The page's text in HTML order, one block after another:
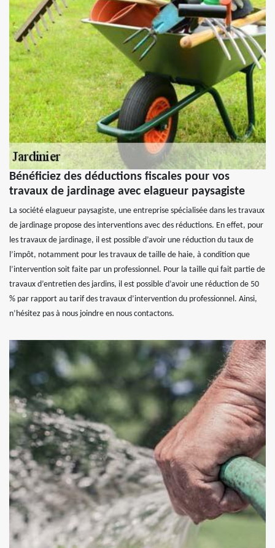
Bénéficiez des déductions fiscales pour vos
travaux de jardinage avec elagueur paysagiste
La société elagueur paysagiste, une entreprise spécialisée dans les travaux
de jardinage propose des interventions avec des réductions. En effet, pour
les travaux de jardinage, il est possible d’avoir une réduction du taux de
l’impôt, notamment pour les travaux de taille de haie, à condition que
l’intervention soit faite par un professionnel. Pour la taille qui fait partie de
travaux d’entretien des jardins, il est possible d’avoir une réduction de 50
% par rapport au tarif des travaux d’intervention du professionnel. Ainsi,
n’hésitez pas à nous joindre en nous contactons.